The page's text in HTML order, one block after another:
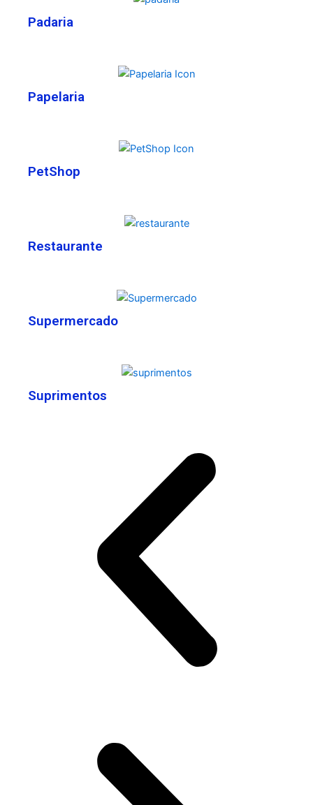
Padaria
Papelaria
PetShop
Restaurante
Supermercado
Suprimentos